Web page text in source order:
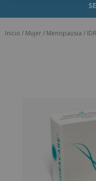
Inicio / Mujer/ Menopausia /